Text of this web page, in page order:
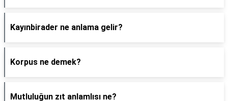
Kayınbirader ne anlama gelir?
Korpus ne demek?
Mutluluğun zıt anlamlısı ne?